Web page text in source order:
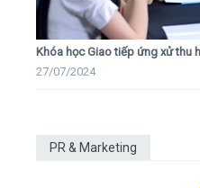
Khóa học Giao tiếp ứng xử thu
27/07/2024
PR & Marketing